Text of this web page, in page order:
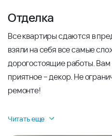
Отделка
Все квартиры сдаются в
взяли на себя все самые
дорогостоящие работы.
приятное – декор. Не
ремонте!
Читать еще